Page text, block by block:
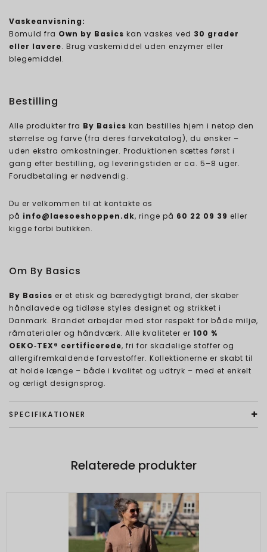
Vaskeanvisning:
Bomuld fra Own by Basics kan vaskes ved 30 grader
eller lavere. Brug vaskemiddel uden enzymer eller
blegemiddel.
Bestilling
Alle produkter fra By Basics kan bestilles hjem i netop den
størrelse og farve (fra deres farvekatalog), du ønsker –
uden ekstra omkostninger. Produktionen sættes først i
gang efter bestilling, og leveringstiden er ca. 5–8 uger.
Forudbetaling er nødvendig.
Du er velkommen til at kontakte os
på info@laesoeshoppen.dk, ringe på 60 22 09 39 eller
kigge forbi butikken.
Om By Basics
By Basics er et etisk og bæredygtigt brand, der skaber
håndlavede og tidløse styles designet og strikket i
Danmark. Brandet arbejder med stor respekt for både miljø,
råmaterialer og håndværk. Alle kvaliteter er 100 %
OEKO‑TEX® certificerede, fri for skadelige stoffer og
allergifremkaldende farvestoffer. Kollektionerne er skabt til
at holde længe – både i kvalitet og udtryk – med et enkelt
og ærligt designsprog.
SPECIFIKATIONER
Relaterede produkter